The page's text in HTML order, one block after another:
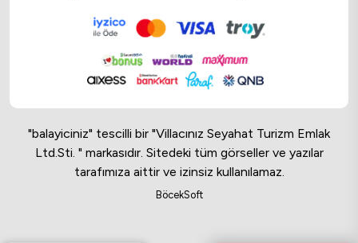
"balayiciniz" tescilli bir "Villacınız Seyahat Turizm Emlak
Ltd.Sti. " markasıdır. Sitedeki tüm görseller ve yazılar
tarafımıza aittir ve izinsiz kullanılamaz.
BöcekSoft